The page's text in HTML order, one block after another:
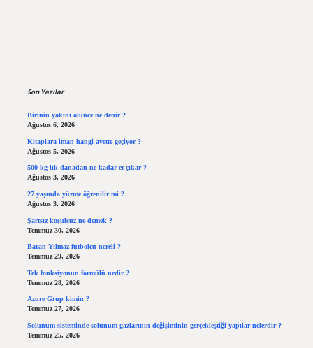
Son Yazılar
Birinin yakını ölünce ne denir ?
Ağustos 6, 2026
Kitaplara iman hangi ayette geçiyor ?
Ağustos 5, 2026
500 kg lık danadan ne kadar et çıkar ?
Ağustos 3, 2026
27 yaşında yüzme öğrenilir mi ?
Ağustos 3, 2026
Şartsız koşulsuz ne demek ?
Temmuz 30, 2026
Baran Yılmaz futbolcu nereli ?
Temmuz 29, 2026
Tek fonksiyonun formülü nedir ?
Temmuz 28, 2026
Azure Grup kimin ?
Temmuz 27, 2026
Solunum sisteminde solunum gazlarının değişiminin gerçekleştiği yapılar nelerdir ?
Temmuz 25, 2026